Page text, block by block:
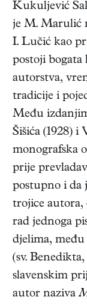
Kukuljević
je M. Marulić
I. Lučić kao
postoji
autorstva,
tradicije i
Među
Šišića (1928) i
monografska
prije
postupno i da
trojice autora,
rad jednoga
djelima,
(sv.
slavenskim
autor naziva